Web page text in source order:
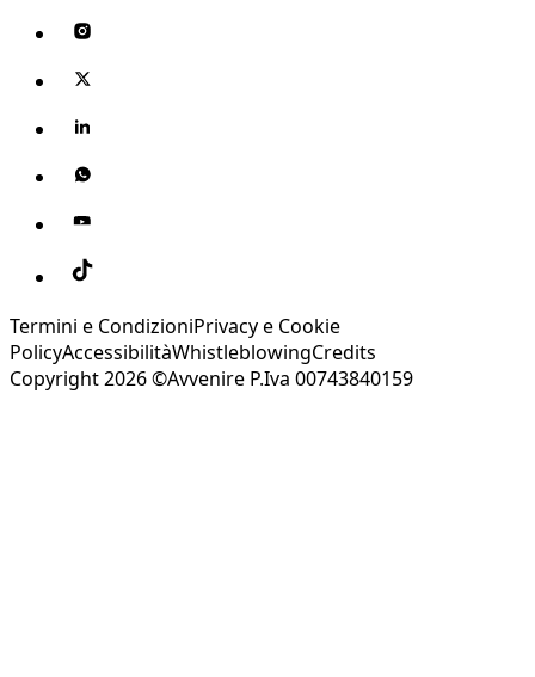
Termini e CondizioniPrivacy e Cookie
PolicyAccessibilitàWhistleblowingCredits
Copyright 2026 ©Avvenire P.Iva 00743840159